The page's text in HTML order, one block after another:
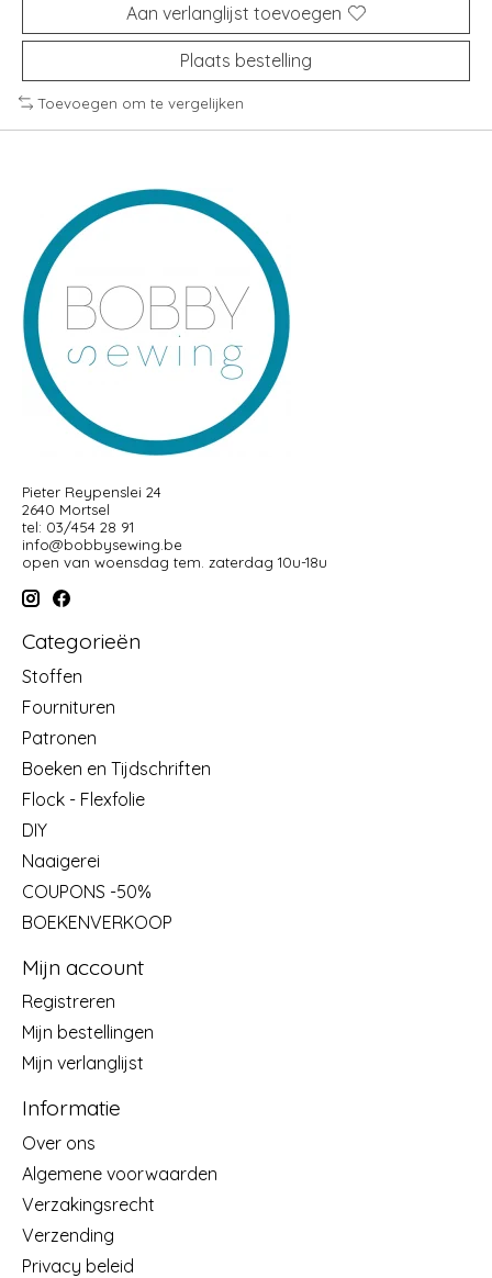
Aan verlanglijst toevoegen
Plaats bestelling
Toevoegen om te vergelijken
Pieter Reypenslei 24
2640 Mortsel
tel: 03/454 28 91
info@bobbysewing.be
open van woensdag tem. zaterdag 10u-18u
Categorieën
Stoffen
Fournituren
Patronen
Boeken en Tijdschriften
Flock - Flexfolie
DIY
Naaigerei
COUPONS -50%
BOEKENVERKOOP
Mijn account
Registreren
Mijn bestellingen
Mijn verlanglijst
Informatie
Over ons
Algemene voorwaarden
Verzakingsrecht
Verzending
Privacy beleid